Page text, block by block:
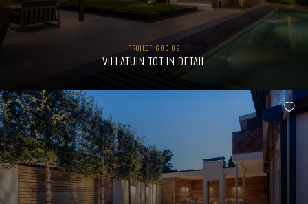
PROJECT 600.09
VILLATUIN TOT IN DETAIL